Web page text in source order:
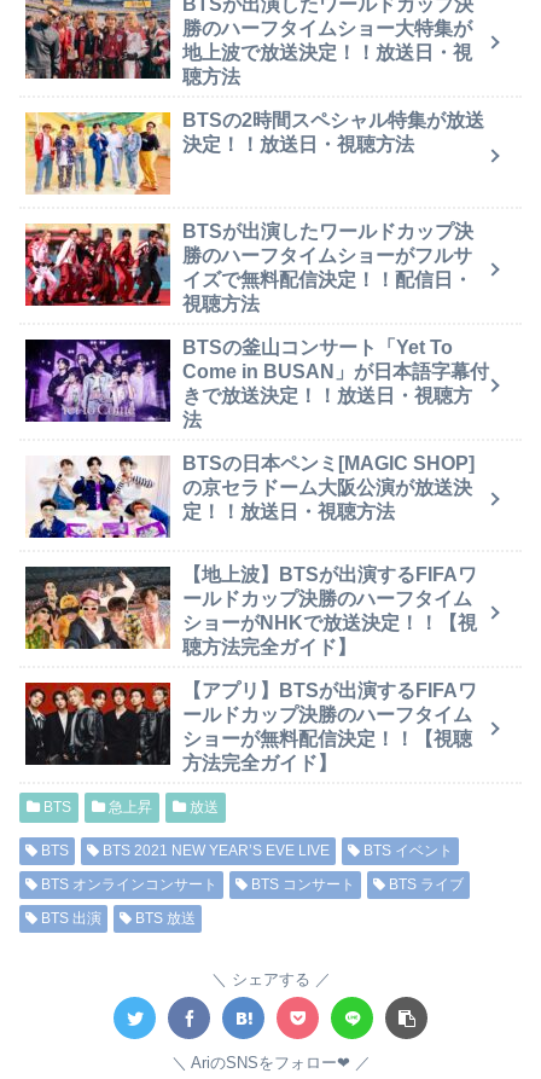
BTSが出演したワールドカップ決
勝のハーフタイムショー大特集が
地上波で放送決定！！放送日・視
聴方法
BTSの2時間スペシャル特集が放送
決定！！放送日・視聴方法
BTSが出演したワールドカップ決
勝のハーフタイムショーがフルサ
イズで無料配信決定！！配信日・
視聴方法
BTSの釜山コンサート「Yet To
Come in BUSAN」が日本語字幕付
きで放送決定！！放送日・視聴方
法
BTSの日本ペンミ[MAGIC SHOP]
の京セラドーム大阪公演が放送決
定！！放送日・視聴方法
【地上波】BTSが出演するFIFAワ
ールドカップ決勝のハーフタイム
ショーがNHKで放送決定！！【視
聴方法完全ガイド】
【アプリ】BTSが出演するFIFAワ
ールドカップ決勝のハーフタイム
ショーが無料配信決定！！【視聴
方法完全ガイド】
BTS 急上昇 放送
BTS BTS 2021 NEW YEAR’S EVE LIVE
BTS イベント
BTS オンラインコンサート
BTS コンサート
BTS ライブ
BTS 出演
BTS 放送
シェアする
AriのSNSをフォロー❤︎